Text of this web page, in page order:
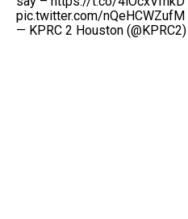
pic.twitter.com/nQeHCWZufM
— KPRC 2 Houston (@KPRC2)